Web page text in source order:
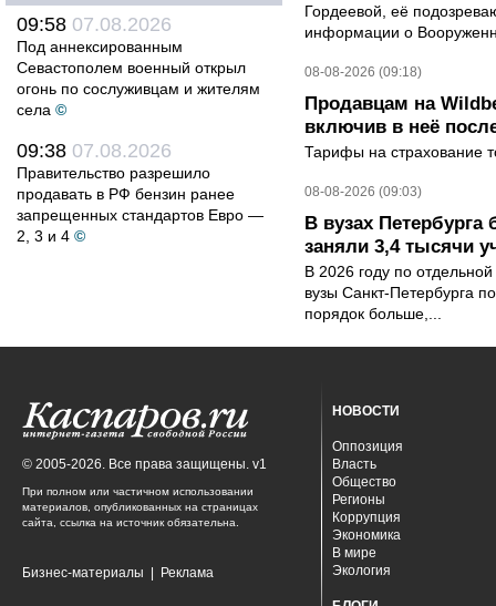
09:58 07.08.2026
Под аннексированным
Севастополем военный открыл
огонь по сослуживцам и жителям
села ©
09:38 07.08.2026
Правительство разрешило
продавать в РФ бензин ранее
запрещенных стандартов Евро —
2, 3 и 4 ©
Гордеевой, её
информации о
08-08-2026 (09:18)
Продавцам на
включив в неё
Тарифы на страхование
08-08-2026 (09:03)
В вузах
заняли 3,4 тысячи
В 2026 году по
вузы Санкт-Петербурга
порядок больше,...
© 2005-2026. Все права защищены. v1
При полном или частичном использовании
материалов, опубликованных на страницах
сайта, ссылка на источник обязательна.
Бизнес-материалы Реклама
НОВОСТИ
Оппозиция
Власть
Общество
Регионы
Коррупция
Экономика
В мире
Экология